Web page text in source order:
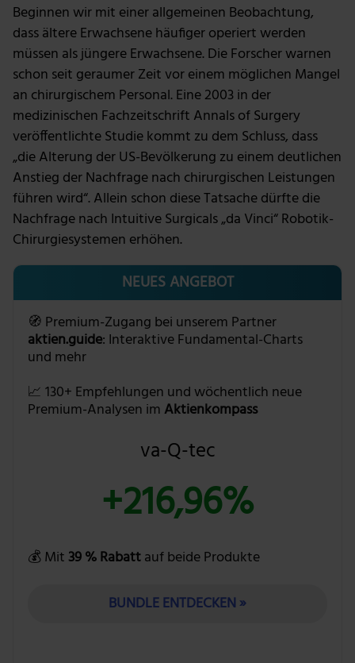
Beginnen wir mit einer allgemeinen Beobachtung,
dass ältere Erwachsene häufiger operiert werden
müssen als jüngere Erwachsene. Die Forscher warnen
schon seit geraumer Zeit vor einem möglichen Mangel
an chirurgischem Personal. Eine 2003 in der
medizinischen Fachzeitschrift Annals of Surgery
veröffentlichte Studie kommt zu dem Schluss, dass
„die Alterung der US-Bevölkerung zu einem deutlichen
Anstieg der Nachfrage nach chirurgischen Leistungen
führen wird“. Allein schon diese Tatsache dürfte die
Nachfrage nach Intuitive Surgicals „da Vinci“ Robotik-
Chirurgiesystemen erhöhen.
NEUES ANGEBOT
🧭 Premium-Zugang bei unserem Partner
aktien.guide: Interaktive Fundamental-Charts
und mehr
📈 130+ Empfehlungen und wöchentlich neue
Premium-Analysen im Aktienkompass
va-Q-tec
+216,96%
💰 Mit 39 % Rabattauf beide Produkte
BUNDLE ENTDECKEN »